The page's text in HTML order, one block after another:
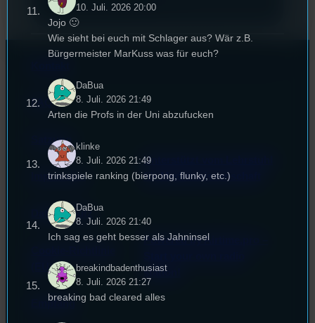
FAQ
Satzung
Impressum
Datenschutz
(EU)
Empfang
Unterstützt vom Lehrstuhl
für Medienwissenschaft
Powered by Airtime.pro –
station!
10. Juli. 2026 20:00
Jojo 🙂
Wie sieht bei euch mit Schlager aus? Wär z.B.
Bürgermeister MarKuss was für euch?
DaBua
8. Juli. 2026 21:49
Arten die Profs in der Uni abzufucken
klinke
8. Juli. 2026 21:49
trinkspiele ranking (bierpong, flunky, etc.)
DaBua
8. Juli. 2026 21:40
Ich sag es geht besser als Jahninsel
breakindbadenthusiast
8. Juli. 2026 21:27
breaking bad cleared alles